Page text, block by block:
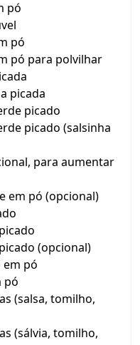
pó
pó
pó para polvilhar
picada
picado
picado (salsinha
para aumentar
em pó (opcional)
(opcional)
em pó
pó
(salsa, tomilho,
(sálvia, tomilho,